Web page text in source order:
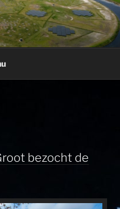
bezocht de